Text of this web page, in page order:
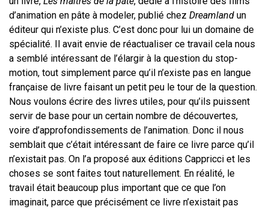
d’animation en pâte à modeler, publié chez Dreamland un
éditeur qui n’existe plus. C’est donc pour lui un domaine de
spécialité. Il avait envie de réactualiser ce travail cela nous
a semblé intéressant de l’élargir à la question du stop-
motion, tout simplement parce qu’il n’existe pas en langue
française de livre faisant un petit peu le tour de la question.
Nous voulons écrire des livres utiles, pour qu’ils puissent
servir de base pour un certain nombre de découvertes,
voire d’approfondissements de l’animation. Donc il nous
semblait que c’était intéressant de faire ce livre parce qu’il
n’existait pas. On l’a proposé aux éditions Cappricci et les
choses se sont faites tout naturellement. En réalité, le
travail était beaucoup plus important que ce que l’on
imaginait, parce que précisément ce livre n’existait pas